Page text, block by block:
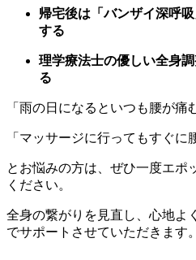
帰宅後は「バンザイ深呼
する
理学療法士の優しい全身
る
「雨の日になるといつも腰が痛
「マッサージに行ってもすぐに
とお悩みの方は、ぜひ一度エポ
ください。
全身の繋がりを見直し、心地よ
でサポートさせていただきます。